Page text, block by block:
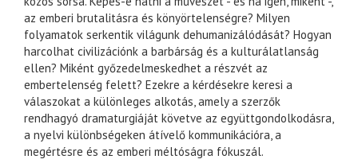
az emberi brutalitásra és könyörtelenségre? Milyen
folyamatok serkentik világunk dehumanizálódását? Hogyan
harcolhat civilizációnk a barbárság és a kulturálatlanság
ellen? Miként győzedelmeskedhet a részvét az
embertelenség felett? Ezekre a kérdésekre keresi a
válaszokat a különleges alkotás, amely a szerzők
rendhagyó dramaturgiáját követve az együttgondolkodásra,
a nyelvi különbségeken átívelő kommunikációra, a
megértésre és az emberi méltóságra fókuszál.